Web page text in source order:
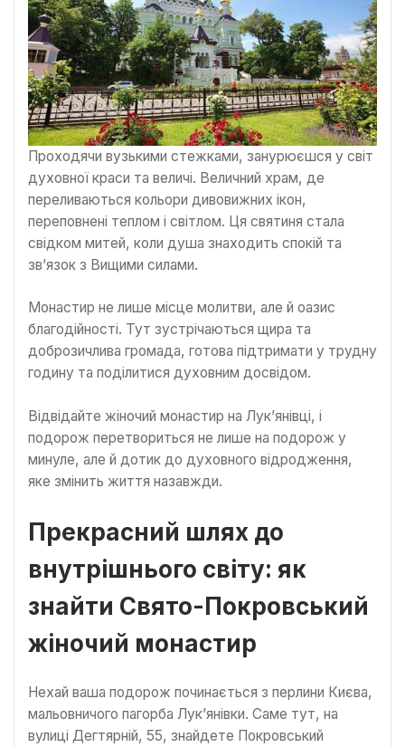
Проходячи вузькими стежками, занурюєшся у світ
духовної краси та величі. Величний храм, де
переливаються кольори дивовижних ікон,
переповнені теплом і світлом. Ця святиня стала
свідком митей, коли душа знаходить спокій та
зв’язок з Вищими силами.
Монастир не лише місце молитви, але й оазис
благодійності. Тут зустрічаються щира та
доброзичлива громада, готова підтримати у трудну
годину та поділитися духовним досвідом.
Відвідайте жіночий монастир на Лук’янівці, і
подорож перетвориться не лише на подорож у
минуле, але й дотик до духовного відродження,
яке змінить життя назавжди.
Прекрасний шлях до
внутрішнього світу: як
знайти Свято-Покровський
жіночий монастир
Нехай ваша подорож починається з перлини Києва,
мальовничого пагорба Лук’янівки. Саме тут, на
вулиці Дегтярній, 55, знайдете Покровський